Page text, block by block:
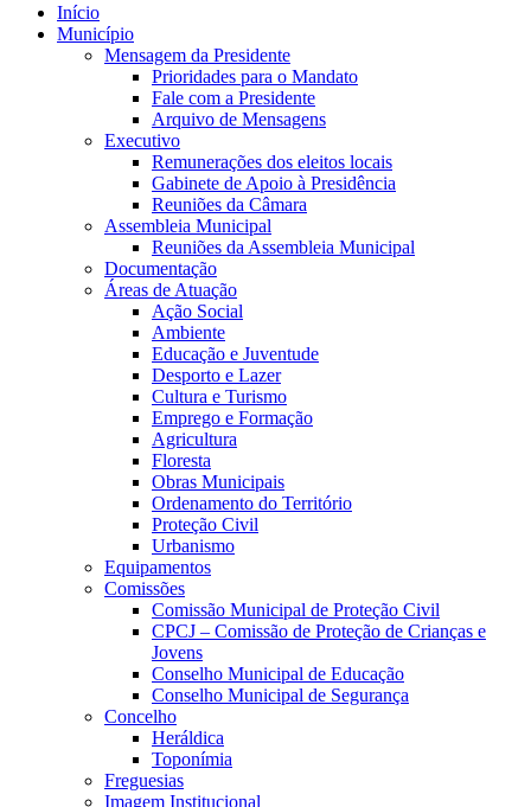
Início
Município
Mensagem da Presidente
Prioridades para o Mandato
Fale com a Presidente
Arquivo de Mensagens
Executivo
Remunerações dos eleitos locais
Gabinete de Apoio à Presidência
Reuniões da Câmara
Assembleia Municipal
Reuniões da Assembleia Municipal
Documentação
Áreas de Atuação
Ação Social
Ambiente
Educação e Juventude
Desporto e Lazer
Cultura e Turismo
Emprego e Formação
Agricultura
Floresta
Obras Municipais
Ordenamento do Território
Proteção Civil
Urbanismo
Equipamentos
Comissões
Comissão Municipal de Proteção Civil
CPCJ – Comissão de Proteção de Crianças e
Jovens
Conselho Municipal de Educação
Conselho Municipal de Segurança
Concelho
Heráldica
Toponímia
Freguesias
Imagem Institucional